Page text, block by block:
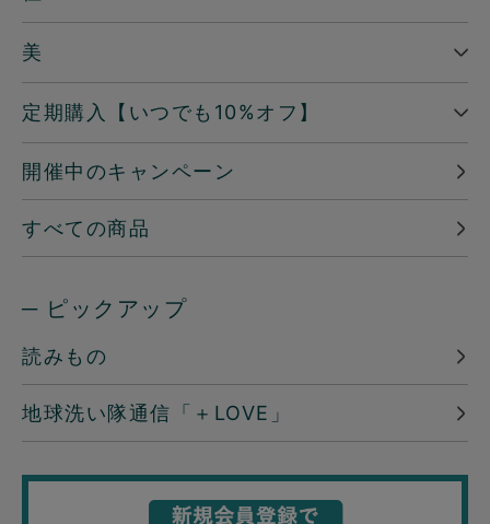
美
定期購入【いつでも10%オフ】
開催中のキャンペーン
すべての商品
─ ピックアップ
読みもの
地球洗い隊通信「＋LOVE」